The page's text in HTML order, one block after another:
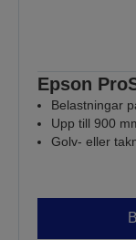
Epson
Belastningar
Upp till 900
Golv- eller